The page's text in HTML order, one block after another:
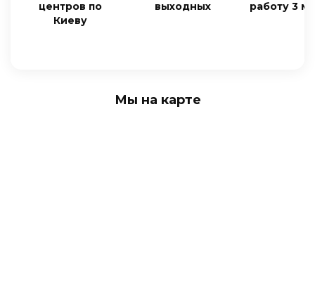
центров по
Киеву
выходных работу 3
Мы на карте